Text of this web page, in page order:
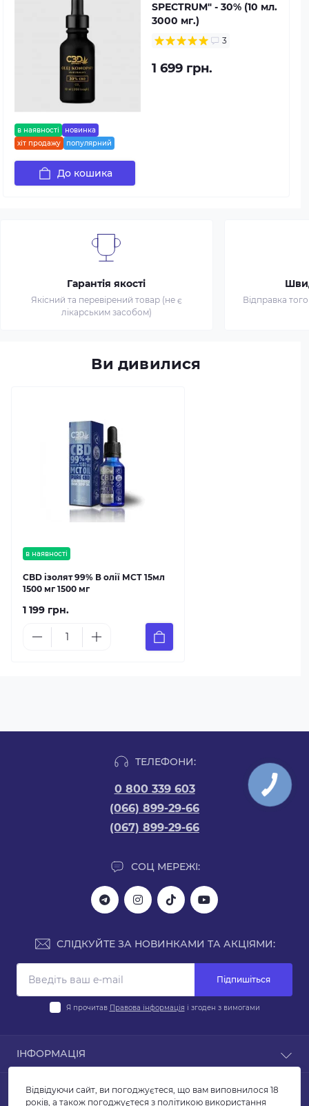
в наявності
новинка
хіт продажу
популярний
SPECTRUM" - 30% (10 мл.
3000 мг.)
3
1 699 грн.
До кошика
Гарантія якості
Якісний та перевірений товар (не є
лікарським засобом)
Відправка
Ви дивилися
в наявності
CBD ізолят 99% В олії МСТ 15мл
1500 мг 1500 мг
1 199 грн.
ТЕЛЕФОНИ:
0 800 339 603
(066) 899-29-66
(067) 899-29-66
СОЦ МЕРЕЖІ:
СЛІДКУЙТЕ ЗА НОВИНКАМИ ТА АКЦІЯМИ:
Підпишіться
Я прочитав Правова інформація і згоден з вимогами
ІНФОРМАЦІЯ
Відгуки
ПОПУЛЯРНЕ
КНОПКА
ЗВ'ЯЗКУ
Відвідуючи сайт, ви погоджуєтеся, що вам виповнилося 18
років, а також погоджуєтеся з політикою використання